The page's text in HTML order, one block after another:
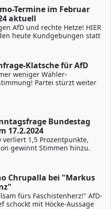
Termine im Februar
aktuell
AfD und rechte Hetze! HIER
heute Kundgebungen statt
Klatsche für AfD
weniger Wähler-
Partei stürzt weiter
Bundestag
17.2.2024
verliert 1,5 Prozentpunkte,
gewinnt Stimmen hinzu.
Chrupalla bei "Markus
fürs Faschistenherz!" AfD-
schockt mit Höcke-Aussage